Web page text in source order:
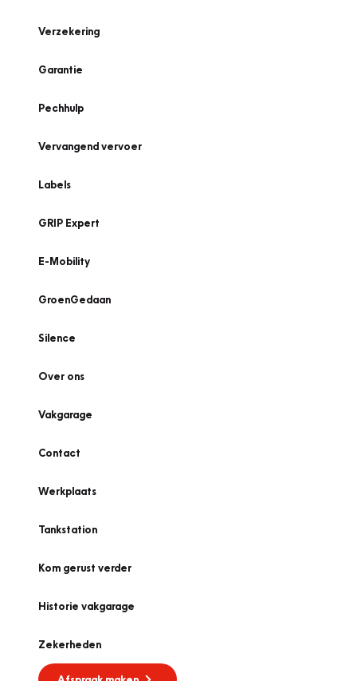
Verzekering
Garantie
Pechhulp
Vervangend vervoer
Labels
GRIP Expert
E-Mobility
GroenGedaan
Silence
Over ons
Vakgarage
Contact
Werkplaats
Tankstation
Kom gerust verder
Historie vakgarage
Zekerheden